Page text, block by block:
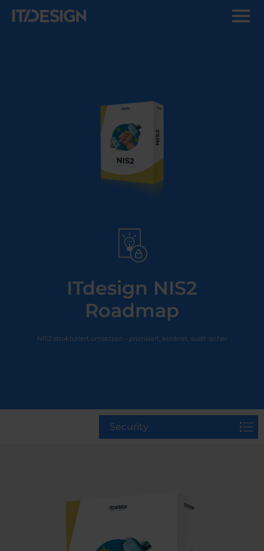
ITdesign NIS2
Roadmap
NIS2 strukturiert umsetzen - priorisiert, konkret, audit-sicher
Security